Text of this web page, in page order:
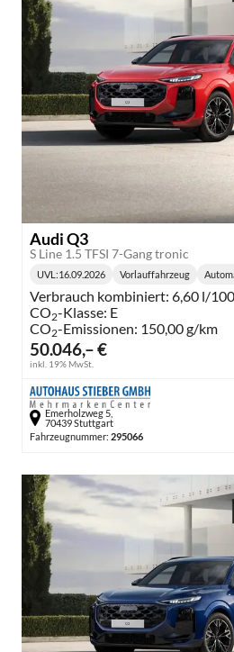
Audi Q3
S Line 1.5 TFSI 7-Gang tronic
50.046,– €
inkl. 19% MwSt.
Lieferzeit:
UVL :16.09.2026 Vorlauffahrzeug
Verbrauch kombiniert: 6,60 l/
CO2-Klasse: E
CO2-Emissionen: 150,00 g/km
Emerholzweg 5,
70439 Stuttgart
Fahrzeugnummer: 295066